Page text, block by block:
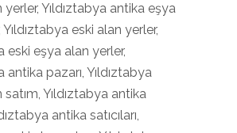
Yıldıztabya antika eşya
eski alan yerler,
eski eşya alan yerler,
antika pazarı, Yıldıztabya
satım, Yıldıztabya antika
antika satıcıları,